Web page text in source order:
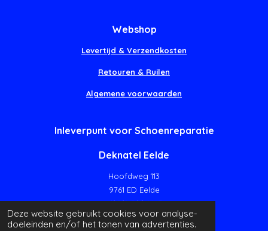
Deze website gebruikt cookies voor analyse-
doeleinden en/of het tonen van advertenties.
Webshop
Levertijd & Verzendkosten
Retouren & Ruilen
Algemene voorwaarden
Inleverpunt voor Schoenreparatie
Deknatel Eelde
Hoofdweg 113
9761 ED Eelde
(050) 309 1447